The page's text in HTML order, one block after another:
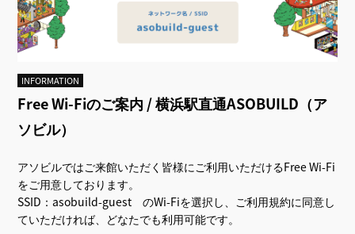
INFORMATION
Free Wi-Fiのご案内 / 横浜駅直通ASOBUILD（ア
ソビル）
アソビルではご来館いただく皆様にご利用いただけるFree Wi-Fi
をご用意しております。
SSID：asobuild-guest のWi-Fiを選択し、ご利用規約に同意し
ていただければ、どなたでも利用可能です。